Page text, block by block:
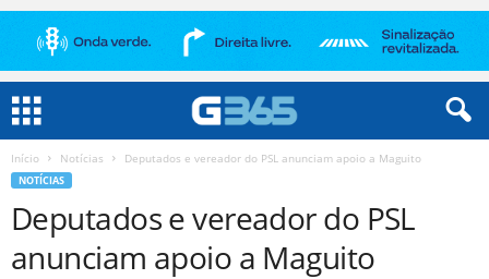
Início Notícias Deputados e vereador do PSL anunciam apoio a Maguito
NOTÍCIAS
Deputados e vereador do PSL
anunciam apoio a Maguito